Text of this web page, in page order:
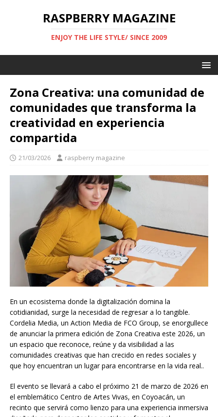
RASPBERRY MAGAZINE
ENJOY THE LIFE STYLE/ SINCE 2009
Zona Creativa: una comunidad de
comunidades que transforma la
creatividad en experiencia
compartida
21/03/2026 raspberry magazine
En un ecosistema donde la digitalización domina la
cotidianidad, surge la necesidad de regresar a lo tangible.
Cordelia Media, un Action Media de FCO Group, se enorgullece
de anunciar la primera edición de Zona Creativa este 2026, un
un espacio que reconoce, reúne y da visibilidad a las
comunidades creativas que han crecido en redes sociales y
que hoy encuentran un lugar para encontrarse en la vida real..
El evento se llevará a cabo el próximo 21 de marzo de 2026 en
el emblemático Centro de Artes Vivas, en Coyoacán, un
recinto que servirá como lienzo para una experiencia inmersiva